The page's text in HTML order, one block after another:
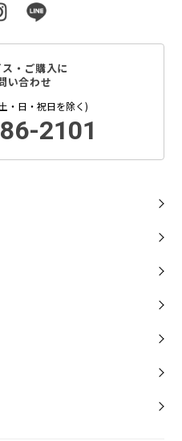
・ご購入に
い合わせ
・日・祝日を除く)
2101